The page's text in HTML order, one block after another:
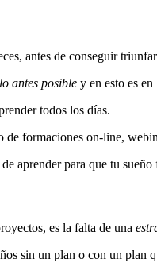
antes de conseguir
lo antes posible y en esto es
todos los días.
formaciones on-line,
aprender para que tu sueño
es la falta de una
sin un plan o con un plan